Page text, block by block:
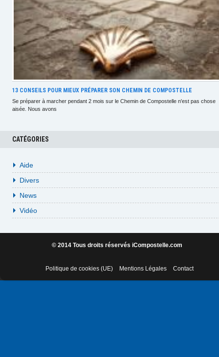
13 CONSEILS POUR MIEUX PRÉPARER SON CHEMIN DE COMPOSTELLE
Se préparer à marcher pendant 2 mois sur le Chemin de Compostelle n'est pas chose
aisée. Nous avons
CATÉGORIES
Aide
Divers
News
Vidéo
© 2014 Tous droits réservés iCompostelle.com
Politique de cookies (UE) Mentions Légales Contact